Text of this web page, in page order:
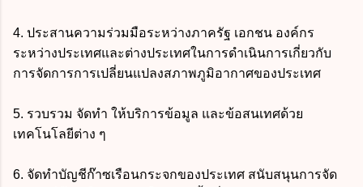
4. ประสานความร่วมมือระหว่างภาครัฐ เอกชน องค์กร
ระหว่างประเทศและต่างประเทศในการดำเนินการเกี่ยวกับ
การจัดการการเปลี่ยนแปลงสภาพภูมิอากาศของประเทศ
5. รวบรวม จัดทำ ให้บริการข้อมูล และข้อสนเทศด้วย
เทคโนโลยีต่าง ๆ
6. จัดทำบัญชีก๊าซเรือนกระจกของประเทศ สนับสนุนการจัด